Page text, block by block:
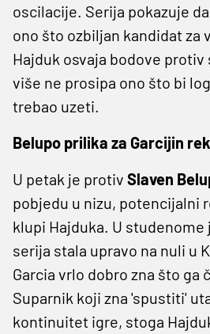
oscilacije. Serija pokazuje
ono što ozbiljan kandidat za
Hajduk osvaja bodove
više ne prosipa ono što bi
trebao uzeti.
Belupo prilika za Garcijin
U petak je protiv Slaven
pobjedu u nizu, potencijalni
klupi Hajduka. U studenome
serija stala upravo na nuli u
Garcia vrlo dobro zna što ga
Suparnik koji zna 'spustiti'
kontinuitet igre, stoga